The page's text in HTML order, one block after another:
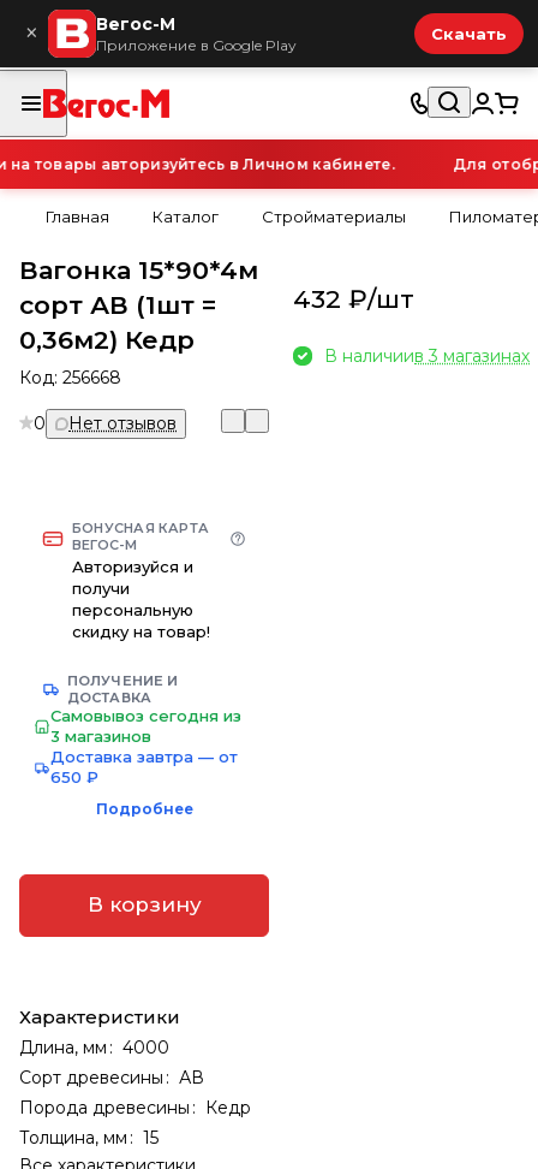
× Вегос-М
Приложение в Google Play
Скачать
товары авторизуйтесь в Личном кабинете. Для
Главная Каталог Стройматериалы
Вагонка 15*90*4м
сорт АВ (1шт =
0,36м2) Кедр
Код: 256668
0 Нет отзывов
БОНУСНАЯ КАРТА
ВЕГОС-М
Авторизуйся и
получи
персональную
скидку на товар!
ПОЛУЧЕНИЕ И
ДОСТАВКА
Самовывоз сегодня из
3 магазинов
Доставка завтра — от
650 ₽
Подробнее
В корзину
Характеристики
Длина, мм : 4000
Сорт древесины : АВ
Порода древесины : Кедр
Толщина, мм : 15
432 ₽/шт
В наличиив 3 магазинах